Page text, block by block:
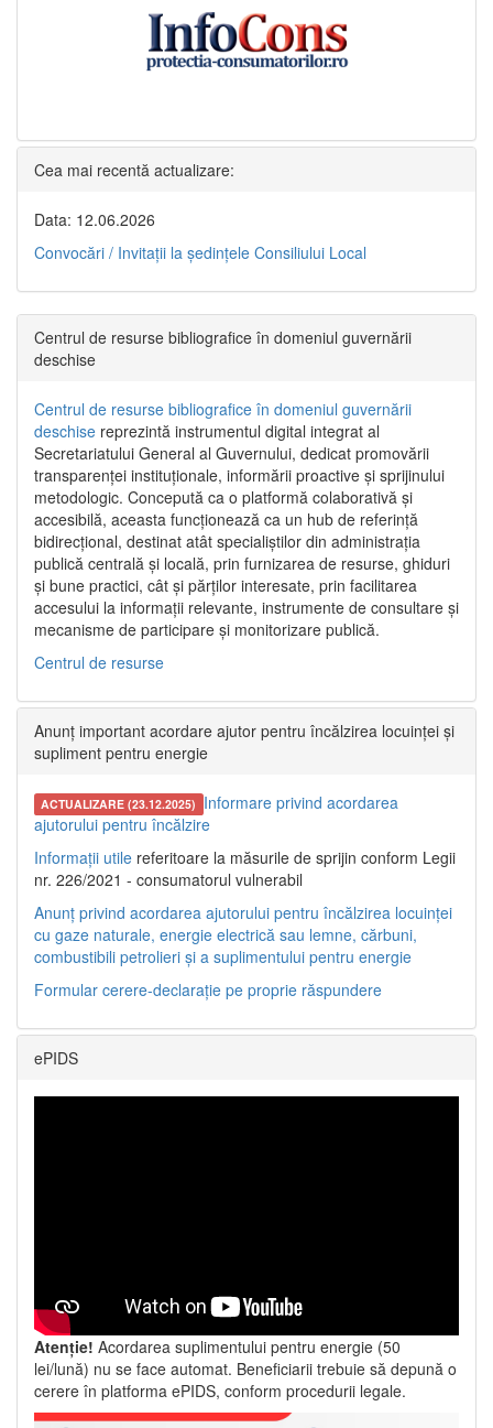
Cea mai recentă actualizare:
Data: 12.06.2026
Convocări / Invitaţii la şedinţele Consiliului Local
Centrul de resurse bibliografice în domeniul guvernării
deschise
Centrul de resurse bibliografice în domeniul guvernării
deschise reprezintă instrumentul digital integrat al
Secretariatului General al Guvernului, dedicat promovării
transparenței instituționale, informării proactive și sprijinului
metodologic. Concepută ca o platformă colaborativă și
accesibilă, aceasta funcționează ca un hub de referință
bidirecțional, destinat atât specialiștilor din administrația
publică centrală și locală, prin furnizarea de resurse, ghiduri
și bune practici, cât și părților interesate, prin facilitarea
accesului la informații relevante, instrumente de consultare și
mecanisme de participare și monitorizare publică.
Centrul de resurse
Anunț important acordare ajutor pentru încălzirea locuinței și
supliment pentru energie
ACTUALIZARE (23.12.2025) Informare privind acordarea
ajutorului pentru încălzire
Informații utile referitoare la măsurile de sprijin conform Legii
nr. 226/2021 - consumatorul vulnerabil
Anunț privind acordarea ajutorului pentru încălzirea locuinței
cu gaze naturale, energie electrică sau lemne, cărbuni,
combustibili petrolieri și a suplimentului pentru energie
Formular cerere-declarație pe proprie răspundere
ePIDS
Atenție! Acordarea suplimentului pentru energie (50
lei/lună) nu se face automat. Beneficiarii trebuie să depună o
cerere în platforma ePIDS, conform procedurii legale.